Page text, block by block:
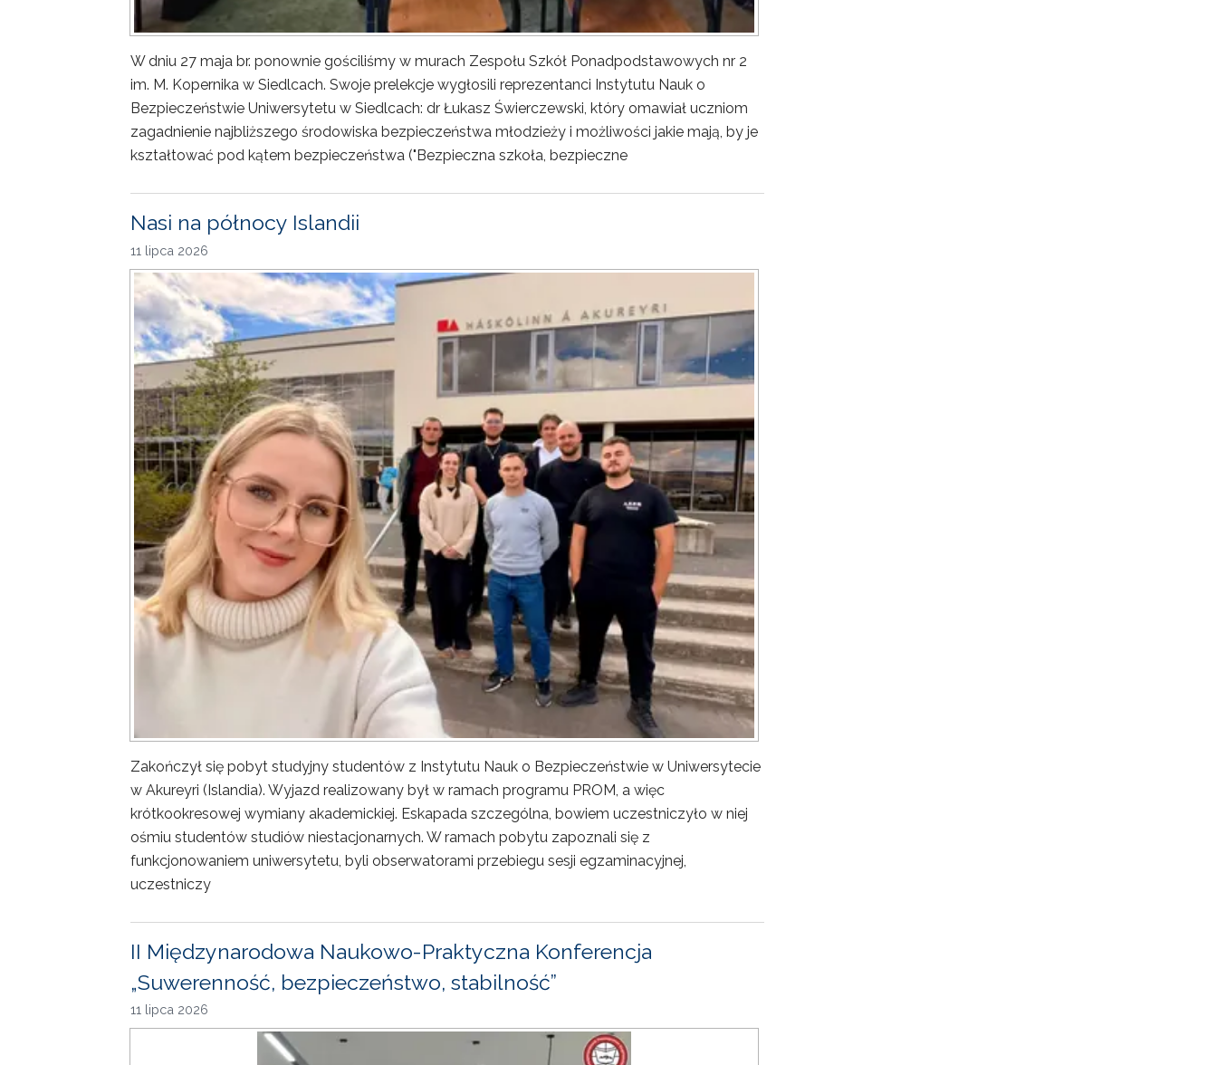
W dniu 27 maja br. ponownie gościliśmy w murach Zespołu Szkół Ponadpodstawowych nr 2
im. M. Kopernika w Siedlcach. Swoje prelekcje wygłosili reprezentanci Instytutu Nauk o
Bezpieczeństwie Uniwersytetu w Siedlcach: dr Łukasz Świerczewski, który omawiał uczniom
zagadnienie najbliższego środowiska bezpieczeństwa młodzieży i możliwości jakie mają, by je
kształtować pod kątem bezpieczeństwa ("Bezpieczna szkoła, bezpieczne
Nasi na północy Islandii
11 lipca 2026
Zakończył się pobyt studyjny studentów z Instytutu Nauk o Bezpieczeństwie w Uniwersytecie
w Akureyri (Islandia). Wyjazd realizowany był w ramach programu PROM, a więc
krótkookresowej wymiany akademickiej. Eskapada szczególna, bowiem uczestniczyło w niej
ośmiu studentów studiów niestacjonarnych. W ramach pobytu zapoznali się z
funkcjonowaniem uniwersytetu, byli obserwatorami przebiegu sesji egzaminacyjnej,
uczestniczy
II Międzynarodowa Naukowo-Praktyczna Konferencja
„Suwerenność, bezpieczeństwo, stabilność”
11 lipca 2026